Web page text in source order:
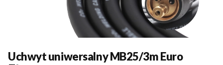
Uchwyt uniwersalny MB25/3m Euro